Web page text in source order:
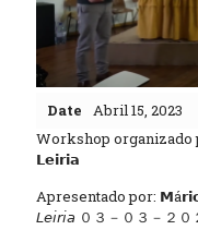
Date
Abril 15, 2023
Workshop organizado
𝗟𝗲𝗶𝗿𝗶𝗮
Apresentado por: 𝗠á𝗿𝗶𝗼
𝘓𝘦𝘪𝘳𝘪𝘢 ０３－０３－２０